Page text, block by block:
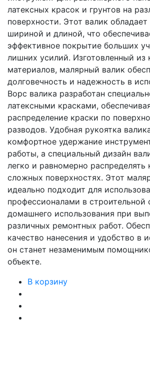
латексных красок и грунтов на
поверхности. Этот валик
шириной и длиной, что
эффективное покрытие больших
лишних усилий. Изготовленный из
материалов, малярный валик
долговечность и надежность в
Ворс валика разработан
латексными красками,
распределение краски по
разводов. Удобная рукоятка
комфортное удержание
работы, а специальный дизайн
легко и равномерно распределять
сложных поверхностях. Этот
идеально подходит для
профессионалами в строительной
домашнего использования при
различных ремонтных работ.
качество нанесения и удобство в
он станет незаменимым
объекте.
В корзину